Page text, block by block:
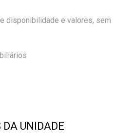
disponibilidade e valores, sem
DA UNIDADE